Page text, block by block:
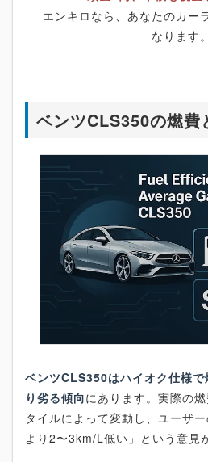
エンキロなら、あなたのカー
なります。
ベンツCLS350の燃費
ベンツCLS350はハイオク仕様で
り劣る傾向にあります。実際の
タイルによって変動し、ユーザ
より2〜3km/L低い」という意見